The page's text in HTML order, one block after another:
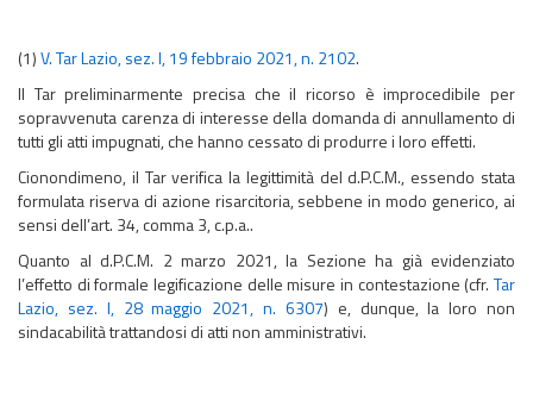
(1)V. Tar Lazio, sez. I, 19 febbraio 2021, n. 2102.
Il Tar preliminarmente precisa che il ricorso è improcedibile per
sopravvenuta carenza di interesse della domanda di annullamento di
tutti gli atti impugnati, che hanno cessato di produrre i loro effetti.
Cionondimeno, il Tar verifica la legittimità del d.P.C.M., essendo stata
formulata riserva di azione risarcitoria, sebbene in modo generico, ai
sensi dell’art. 34, comma 3, c.p.a..
Quanto al d.P.C.M. 2 marzo 2021, la Sezione ha già evidenziato
l’effetto di formale legificazione delle misure in contestazione (cfr. Tar
Lazio, sez. I, 28 maggio 2021, n. 6307) e, dunque, la loro non
sindacabilità trattandosi di atti non amministrativi.